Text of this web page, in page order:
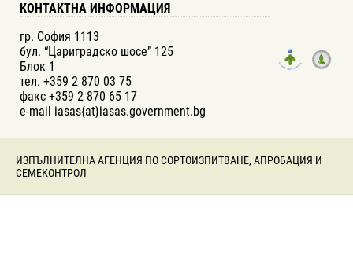
КОНТАКТНА ИНФОРМАЦИЯ
гр. София 1113
бул. “Цариградско шосе” 125
Блок 1
тел. +359 2 870 03 75
факс +359 2 870 65 17
e-mail iasas{at}iasas.government.bg
ИЗПЪЛНИТЕЛНА АГЕНЦИЯ ПО СОРТОИЗПИТВАНЕ, АПРОБАЦИЯ И
СЕМЕКОНТРОЛ